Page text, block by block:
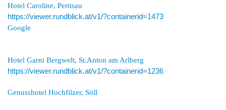
Hotel Caroline, Pertisau
https://viewer.rundblick.at/v1/?containerid=1473
Google
Hotel Garni Bergwelt, St.Anton am Arlberg
https://viewer.rundblick.at/v1/?containerid=1236
Genusshotel Hochfilzer, Söll